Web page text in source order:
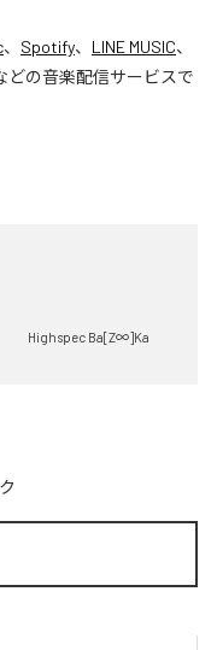
、 Spotify、 LINE MUSIC、
どの音楽配信サービスで
Highspec Ba[Z∞]Ka